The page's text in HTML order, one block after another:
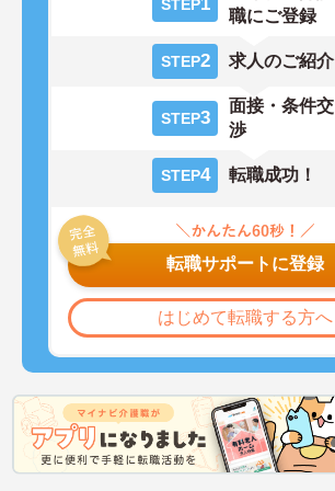
STEP1
職にご登録
STEP2 求人のご紹介
STEP3
面接・条件交
渉
STEP4 転職成功！
転職サポートに登録
はじめて転職する方へ